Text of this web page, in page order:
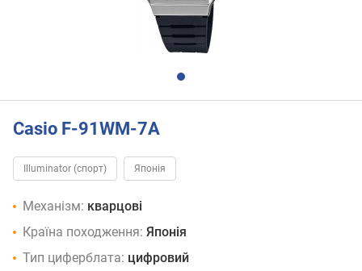
Casio F-91WM-7A
Illuminator (спорт) Японія
Механізм: кварцові
Країна походження: Японія
Тип циферблата: цифровий